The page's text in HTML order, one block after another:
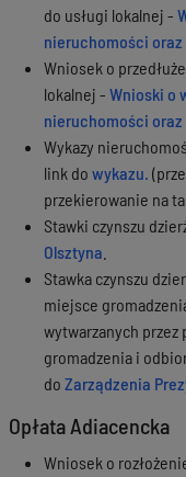
do usługi lokalnej -
nieruchomości
Wniosek o
lokalnej - Wnioski o
nieruchomości
Wykazy
link do wykazu.
przekierowanie na
Stawki czynszu
Olsztyna
Stawka czynszu
miejsce
wytwarzanych
gromadzenia i
do Zarządzenia
Opłata Adiacencka
Wniosek o